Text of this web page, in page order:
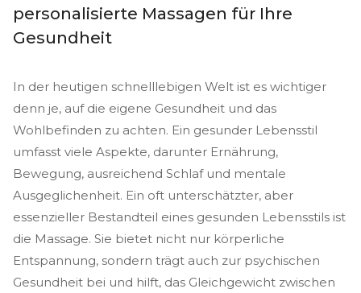
personalisierte Massagen für Ihre
Gesundheit
In der heutigen schnelllebigen Welt ist es wichtiger
denn je, auf die eigene Gesundheit und das
Wohlbefinden zu achten. Ein gesunder Lebensstil
umfasst viele Aspekte, darunter Ernährung,
Bewegung, ausreichend Schlaf und mentale
Ausgeglichenheit. Ein oft unterschätzter, aber
essenzieller Bestandteil eines gesunden Lebensstils ist
die Massage. Sie bietet nicht nur körperliche
Entspannung, sondern trägt auch zur psychischen
Gesundheit bei und hilft, das Gleichgewicht zwischen